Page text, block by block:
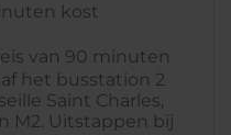
kost
van 90 minuten
het busstation 2
Saint Charles,
M2. Uitstappen bij